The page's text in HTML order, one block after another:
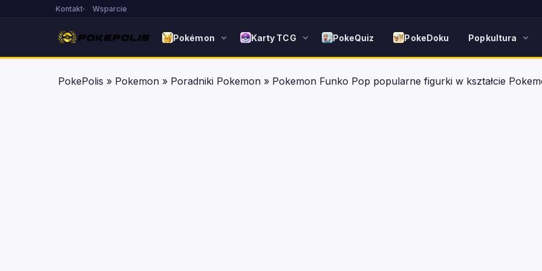
Kontakt Wsparcie
Pokémon Karty TCG PokeQuiz PokeDoku Popkultura
PokePolis » Pokemon » Poradniki Pokemon » Pokemon Funko Pop popularne figurki w kształcie